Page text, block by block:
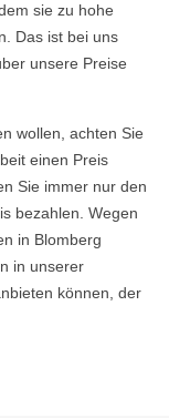
sie zu hohe
Das ist bei uns
unsere Preise
wollen, achten Sie
einen Preis
Sie immer nur den
bezahlen. Wegen
in Blomberg
in unserer
können, der